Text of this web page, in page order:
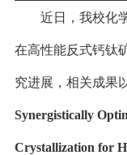
近日，我校化
在高性能反式钙钛
究进展，相关成果
Synergistically
Crystallization for